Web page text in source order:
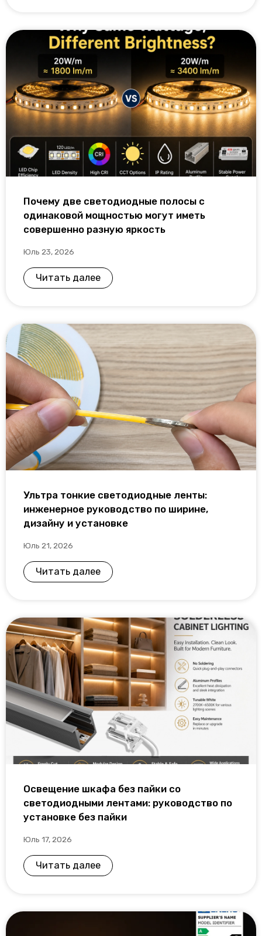
Почему две светодиодные полосы с
одинаковой мощностью могут иметь
совершенно разную яркость
Юль 23, 2026
Читать далее
Ультра тонкие светодиодные ленты:
инженерное руководство по ширине,
дизайну и установке
Юль 21, 2026
Читать далее
Освещение шкафа без пайки со
светодиодными лентами: руководство по
установке без пайки
Юль 17, 2026
Читать далее